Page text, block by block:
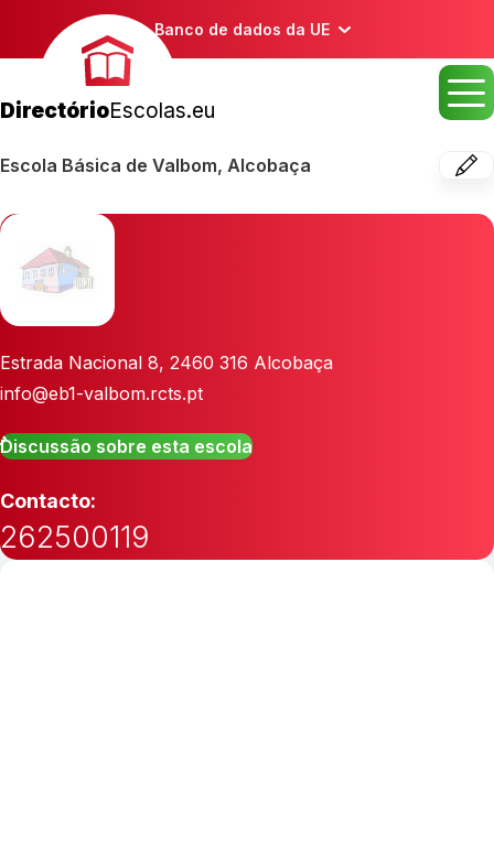
Banco de dados da UE
DirectórioEscolas.eu
Escola Básica de Valbom, Alcobaça
Estrada Nacional 8, 2460 316 Alcobaça
info@eb1-valbom.rcts.pt
Discussão sobre esta escola
Contacto:
262500119